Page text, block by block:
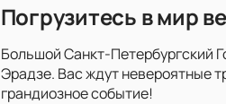
Погрузитесь в мир
Большой Санкт-Петербургский
Эрадзе. Вас ждут невероятные
грандиозное событие!